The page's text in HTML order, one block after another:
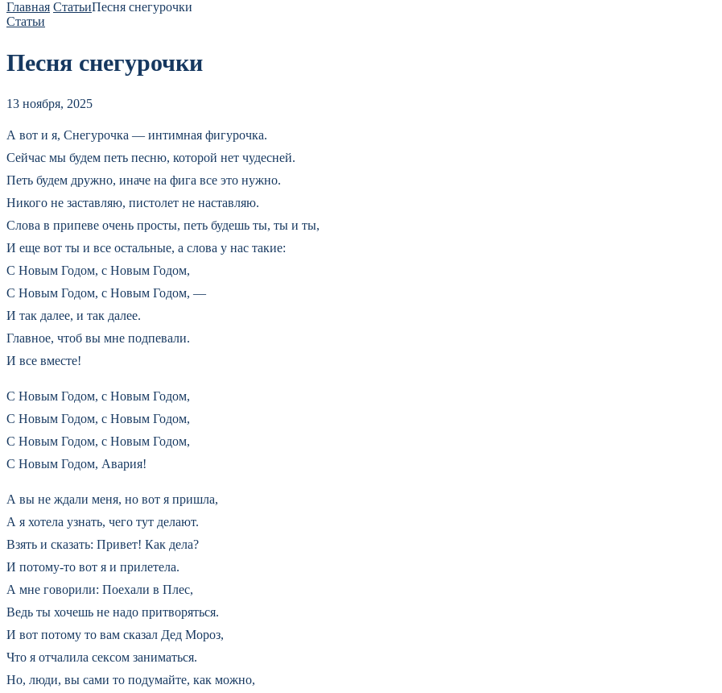
Главная СтатьиПесня снегурочки
Статьи
Песня снегурочки
13 ноября, 2025
А вот и я, Снегурочка — интимная фигурочка.
Сейчас мы будем петь песню, которой нет чудесней.
Петь будем дружно, иначе на фига все это нужно.
Никого не заставляю, пистолет не наставляю.
Слова в припеве очень просты, петь будешь ты, ты и ты,
И еще вот ты и все остальные, а слова у нас такие:
С Новым Годом, с Новым Годом,
С Новым Годом, с Новым Годом, —
И так далее, и так далее.
Главное, чтоб вы мне подпевали.
И все вместе!
С Новым Годом, с Новым Годом,
С Новым Годом, с Новым Годом,
С Новым Годом, с Новым Годом,
С Новым Годом, Авария!
А вы не ждали меня, но вот я пришла,
А я хотела узнать, чего тут делают.
Взять и сказать: Привет! Как дела?
И потому-то вот я и прилетела.
А мне говорили: Поехали в Плес,
Ведь ты хочешь не надо притворяться.
И вот потому то вам сказал Дед Мороз,
Что я отчалила сексом заниматься.
Но, люди, вы сами то подумайте, как можно,